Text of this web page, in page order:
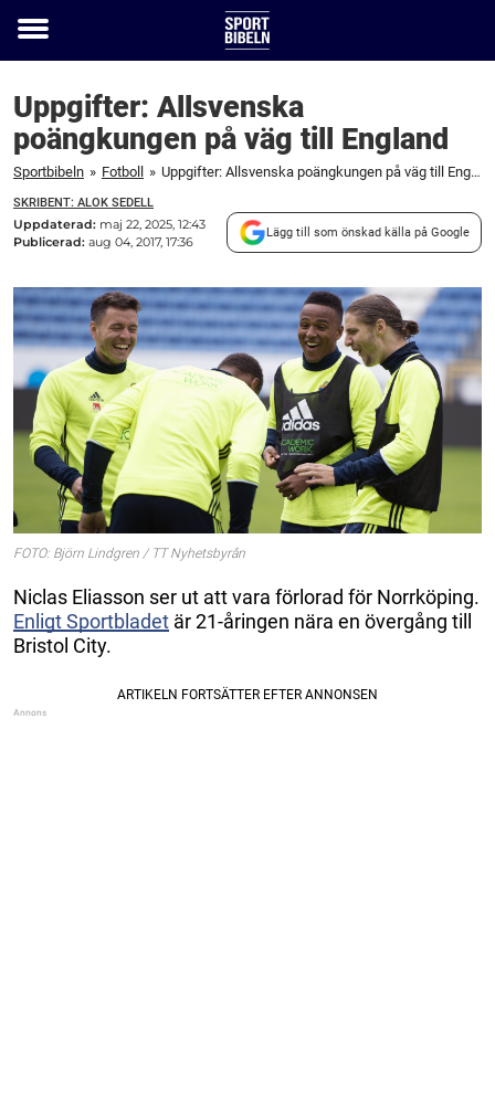
Toggle
Uppgifter: Allsvenska
poängkungen på väg till England
Sportbibeln » Fotboll » Uppgifter: Allsvenska poängkungen på väg till England
SKRIBENT: ALOK SEDELL
Uppdaterad: maj 22, 2025, 12:43
Publicerad: aug 04, 2017, 17:36
Lägg till som önskad källa på Google
FOTO: Björn Lindgren / TT Nyhetsbyrån
Niclas Eliasson ser ut att vara förlorad för Norrköping.
Enligt Sportbladet är 21-åringen nära en övergång till
Bristol City.